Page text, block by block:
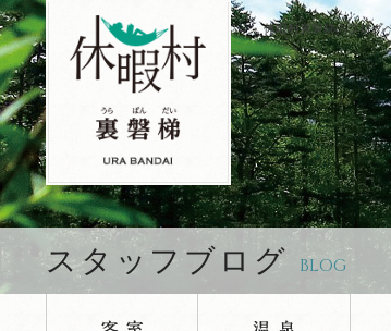
休暇村裏磐梯のブログ
スタッフブログ BLOG